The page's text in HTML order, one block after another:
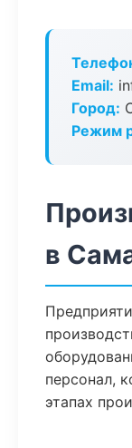
Email:
Город:
Режим
в
персонал,
этапах